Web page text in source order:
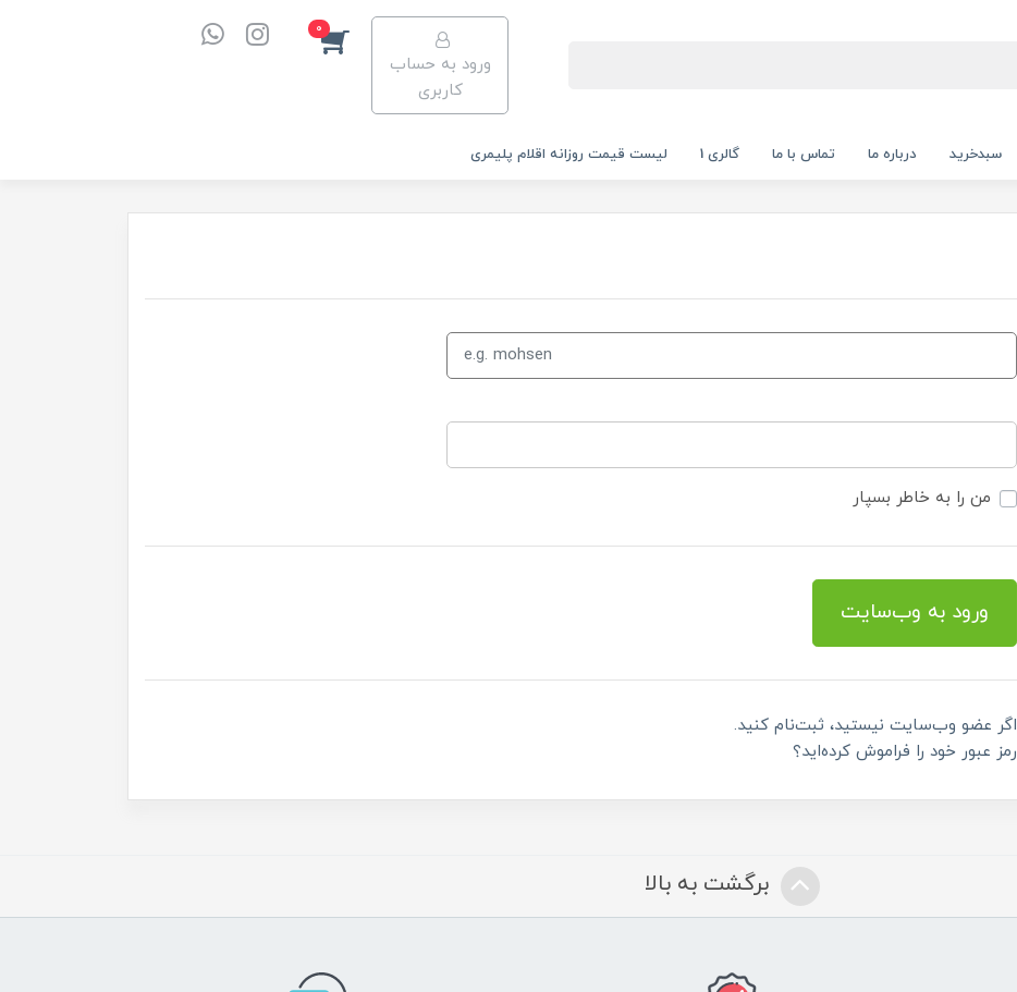
ورود به حساب
کاربری
0
سبدخرید درباره ما تماس با ما گالری 1 لیست قیمت روزانه اقلام پلیمری
من را به خاطر بسپار
ورود به وب‌سایت
اگر عضو وب‌سایت نیستید، ثبت‌نام کنید.
رمز عبور خود را فراموش کرده‌اید؟
برگشت به بالا